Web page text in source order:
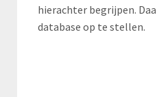
hierachter begrijpen.
database op te stellen.